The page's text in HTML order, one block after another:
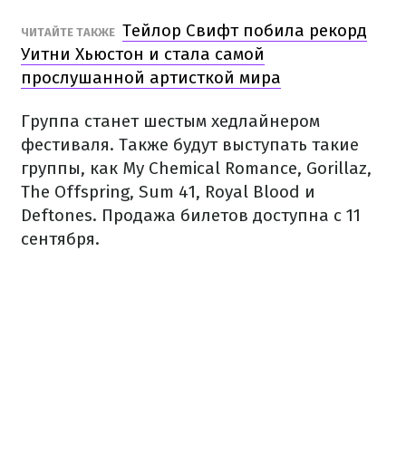
ЧИТАЙТЕ ТАКЖЕ Тейлор Свифт побила рекорд
Уитни Хьюстон и стала самой
прослушанной артисткой мира
Группа станет шестым хедлайнером
фестиваля. Также будут выступать такие
группы, как My Chemical Romance, Gorillaz,
The Offspring, Sum 41, Royal Blood и
Deftones. Продажа билетов доступна с 11
сентября.